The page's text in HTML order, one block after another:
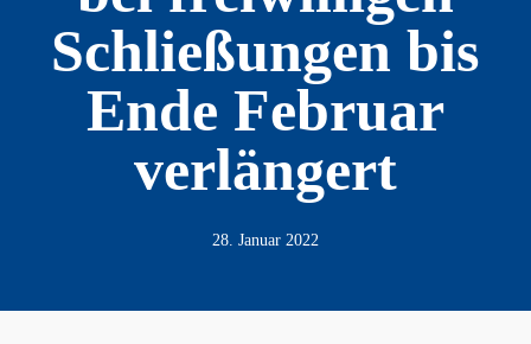
Schließungen bis
Ende Februar
verlängert
28. Januar 2022